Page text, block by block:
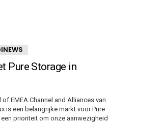
Pure Storage in
EMEA Channel and Alliances van
is een belangrijke markt voor Pure
prioriteit om onze aanwezigheid